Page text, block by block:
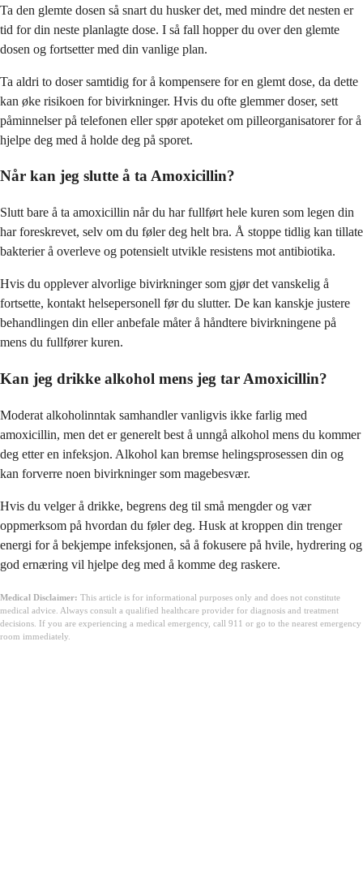
Ta den glemte dosen så snart du husker det, med mindre det nesten er
tid for din neste planlagte dose. I så fall hopper du over den glemte
dosen og fortsetter med din vanlige plan.
Ta aldri to doser samtidig for å kompensere for en glemt dose, da dette
kan øke risikoen for bivirkninger. Hvis du ofte glemmer doser, sett
påminnelser på telefonen eller spør apoteket om pilleorganisatorer for å
hjelpe deg med å holde deg på sporet.
Når kan jeg slutte å ta Amoxicillin?
Slutt bare å ta amoxicillin når du har fullført hele kuren som legen din
har foreskrevet, selv om du føler deg helt bra. Å stoppe tidlig kan tillate
bakterier å overleve og potensielt utvikle resistens mot antibiotika.
Hvis du opplever alvorlige bivirkninger som gjør det vanskelig å
fortsette, kontakt helsepersonell før du slutter. De kan kanskje justere
behandlingen din eller anbefale måter å håndtere bivirkningene på
mens du fullfører kuren.
Kan jeg drikke alkohol mens jeg tar Amoxicillin?
Moderat alkoholinntak samhandler vanligvis ikke farlig med
amoxicillin, men det er generelt best å unngå alkohol mens du kommer
deg etter en infeksjon. Alkohol kan bremse helingsprosessen din og
kan forverre noen bivirkninger som magebesvær.
Hvis du velger å drikke, begrens deg til små mengder og vær
oppmerksom på hvordan du føler deg. Husk at kroppen din trenger
energi for å bekjempe infeksjonen, så å fokusere på hvile, hydrering og
god ernæring vil hjelpe deg med å komme deg raskere.
Medical Disclaimer: This article is for informational purposes only and does not constitute
medical advice. Always consult a qualified healthcare provider for diagnosis and treatment
decisions. If you are experiencing a medical emergency, call 911 or go to the nearest emergency
room immediately.